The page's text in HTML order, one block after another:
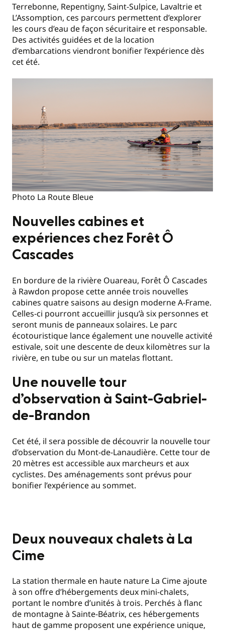
Terrebonne, Repentigny, Saint-Sulpice, Lavaltrie et
L’Assomption, ces parcours permettent d’explorer
les cours d’eau de façon sécuritaire et responsable.
Des activités guidées et de la location
d’embarcations viendront bonifier l’expérience dès
cet été.
Photo La Route Bleue
Nouvelles cabines et
expériences chez Forêt Ô
Cascades
En bordure de la rivière Ouareau, Forêt Ô Cascades
à Rawdon propose cette année trois nouvelles
cabines quatre saisons au design moderne A-Frame.
Celles-ci pourront accueillir jusqu’à six personnes et
seront munis de panneaux solaires. Le parc
écotouristique lance également une nouvelle activité
estivale, soit une descente de deux kilomètres sur la
rivière, en tube ou sur un matelas flottant.
Une nouvelle tour
d’observation à Saint-Gabriel-
de-Brandon
Cet été, il sera possible de découvrir la nouvelle tour
d’observation du Mont-de-Lanaudière. Cette tour de
20 mètres est accessible aux marcheurs et aux
cyclistes. Des aménagements sont prévus pour
bonifier l’expérience au sommet.
Deux nouveaux chalets à La
Cime
La station thermale en haute nature La Cime ajoute
à son offre d’hébergements deux mini-chalets,
portant le nombre d’unités à trois. Perchés à flanc
de montagne à Sainte-Béatrix, ces hébergements
haut de gamme proposent une expérience unique,